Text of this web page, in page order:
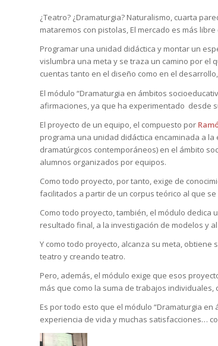
¿Teatro? ¿Dramaturgia? Naturalismo, cuarta
mataremos con pistolas, El mercado es más
Programar una unidad didáctica y montar un
vislumbra una meta y se traza un camino por el
cuentas tanto en el diseño como en el
El módulo “Dramaturgia en ámbitos
afirmaciones, ya que ha experimentado desde
El proyecto de un equipo, el compuesto por
programa una unidad didáctica encaminada a
dramatúrgicos contemporáneos) en el ámbito
alumnos organizados por equipos.
Como todo proyecto, por tanto, exige de
facilitados a partir de un corpus teórico al que
Como todo proyecto, también, el módulo dedica
resultado final, a la investigación de modelos y
Y como todo proyecto, alcanza su meta,
teatro y creando teatro.
Pero, además, el módulo exige que esos
más que como la suma de trabajos
Es por todo esto que el módulo “Dramaturgia en
experiencia de vida y muchas satisfacciones…